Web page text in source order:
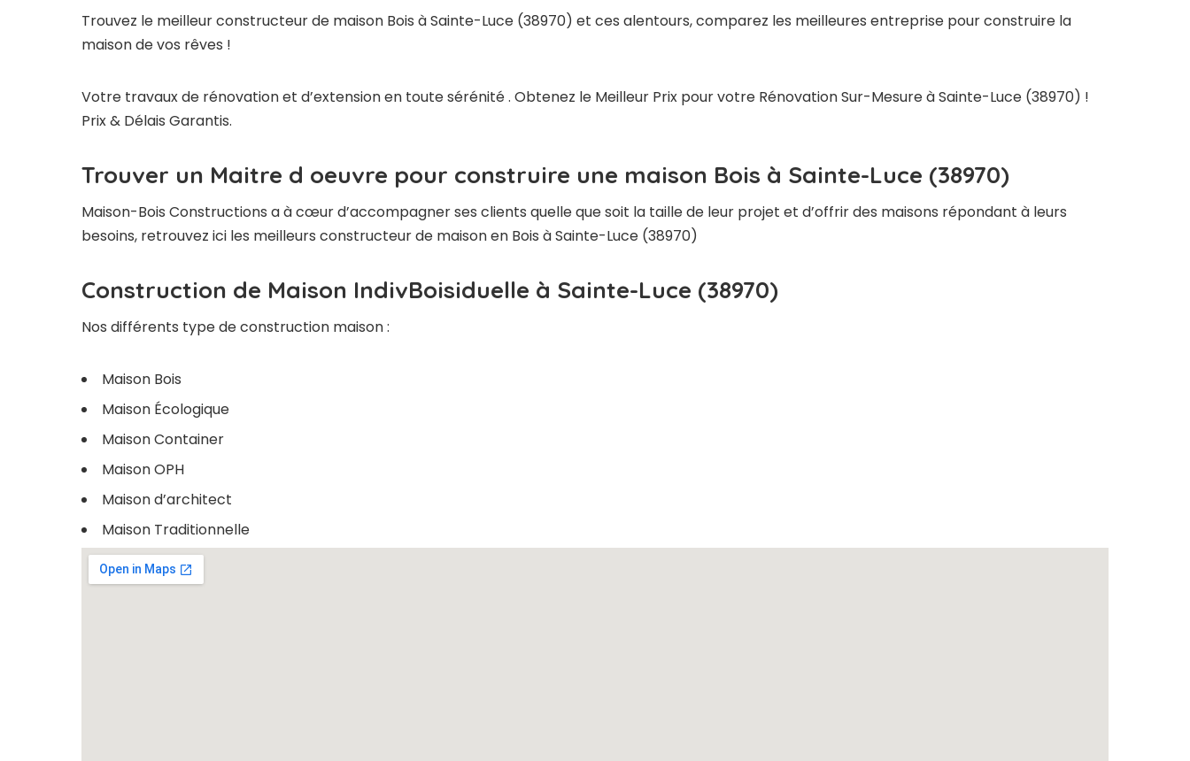
Trouvez le meilleur constructeur de maison Bois à Sainte-Luce (38970) et ces alentours, comparez les meilleures entreprise pour construire la
maison de vos rêves !
Votre travaux de rénovation et d’extension en toute sérénité . Obtenez le Meilleur Prix pour votre Rénovation Sur-Mesure à Sainte-Luce (38970) !
Prix & Délais Garantis.
Trouver un Maitre d oeuvre pour construire une maison Bois à Sainte-Luce (38970)
Maison-Bois Constructions a à cœur d’accompagner ses clients quelle que soit la taille de leur projet et d’offrir des maisons répondant à leurs
besoins, retrouvez ici les meilleurs constructeur de maison en Bois à Sainte-Luce (38970)
Construction de Maison IndivBoisiduelle à Sainte-Luce (38970)
Nos différents type de construction maison :
Maison Bois
Maison Écologique
Maison Container
Maison OPH
Maison d’architect
Maison Traditionnelle